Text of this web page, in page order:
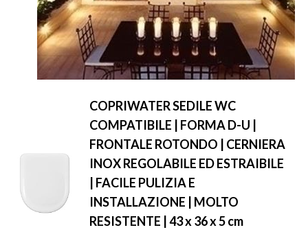
COPRIWATER SEDILE WC
COMPATIBILE | FORMA D-U |
FRONTALE ROTONDO | CERNIERA
INOX REGOLABILE ED ESTRAIBILE
| FACILE PULIZIA E
INSTALLAZIONE | MOLTO
RESISTENTE | 43 x 36 x 5 cm